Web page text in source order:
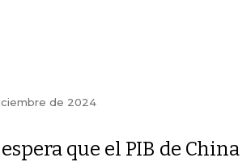
de 2024
que el PIB de China